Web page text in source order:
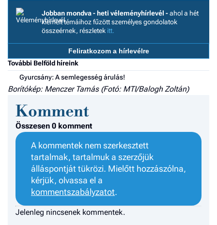
Jobban mondva - heti véleményhírlevél -ahol a hét
kiemelt témáihoz fűzött személyes gondolatok
összeérnek, részletek itt.
Feliratkozom a hírlevélre
További Belföld híreink
Gyurcsány: A semlegesség árulás!
Borítókép: Menczer Tamás (Fotó: MTI/Balogh Zoltán)
Komment
Összesen 0 komment
A kommentek nem szerkesztett
tartalmak, tartalmuk a szerzőjük
álláspontját tükrözi. Mielőtt hozzászólna,
kérjük, olvassa el a
kommentszabályzatot.
Jelenleg nincsenek kommentek.